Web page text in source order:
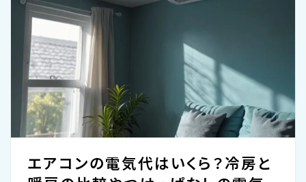
コツもご紹介します。 エアコンの設定温度は
電気代に影響する？ 1℃の違いで消費電力を
10～13%削減で...
エアコンの電気代はいくら？冷房と